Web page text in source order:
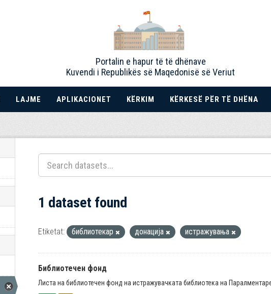
Portalin e hapur të të dhënave
Kuvendi i Republikës së Maqedonisë së Veriut
LAJME APLIKACIONET KËRKIM KËRKESË PËR TË DHËNA
1 dataset found
Etiketat: библиотекар донација истражувања
Библиотечен фонд
Листа на библиотечен фонд на истражувачката библиотека на